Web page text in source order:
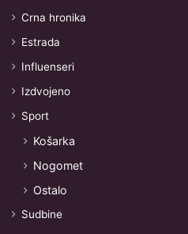
Crna hronika
Estrada
Influenseri
Izdvojeno
Sport
Košarka
Nogomet
Ostalo
Sudbine